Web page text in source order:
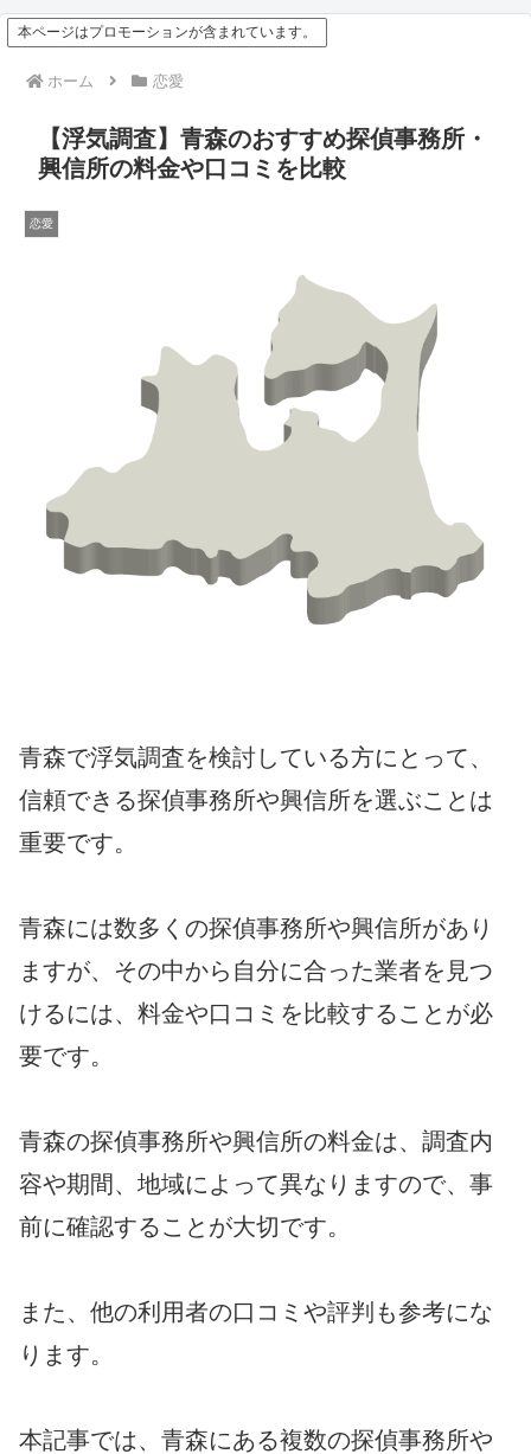
本ページはプロモーションが含まれています。
ホーム 恋愛
【浮気調査】青森のおすすめ探偵事務所・
興信所の料金や口コミを比較
恋愛
青森で浮気調査を検討している方にとって、
信頼できる探偵事務所や興信所を選ぶことは
重要です。
青森には数多くの探偵事務所や興信所があり
ますが、その中から自分に合った業者を見つ
けるには、料金や口コミを比較することが必
要です。
青森の探偵事務所や興信所の料金は、調査内
容や期間、地域によって異なりますので、事
前に確認することが大切です。
また、他の利用者の口コミや評判も参考にな
ります。
本記事では、青森にある複数の探偵事務所や